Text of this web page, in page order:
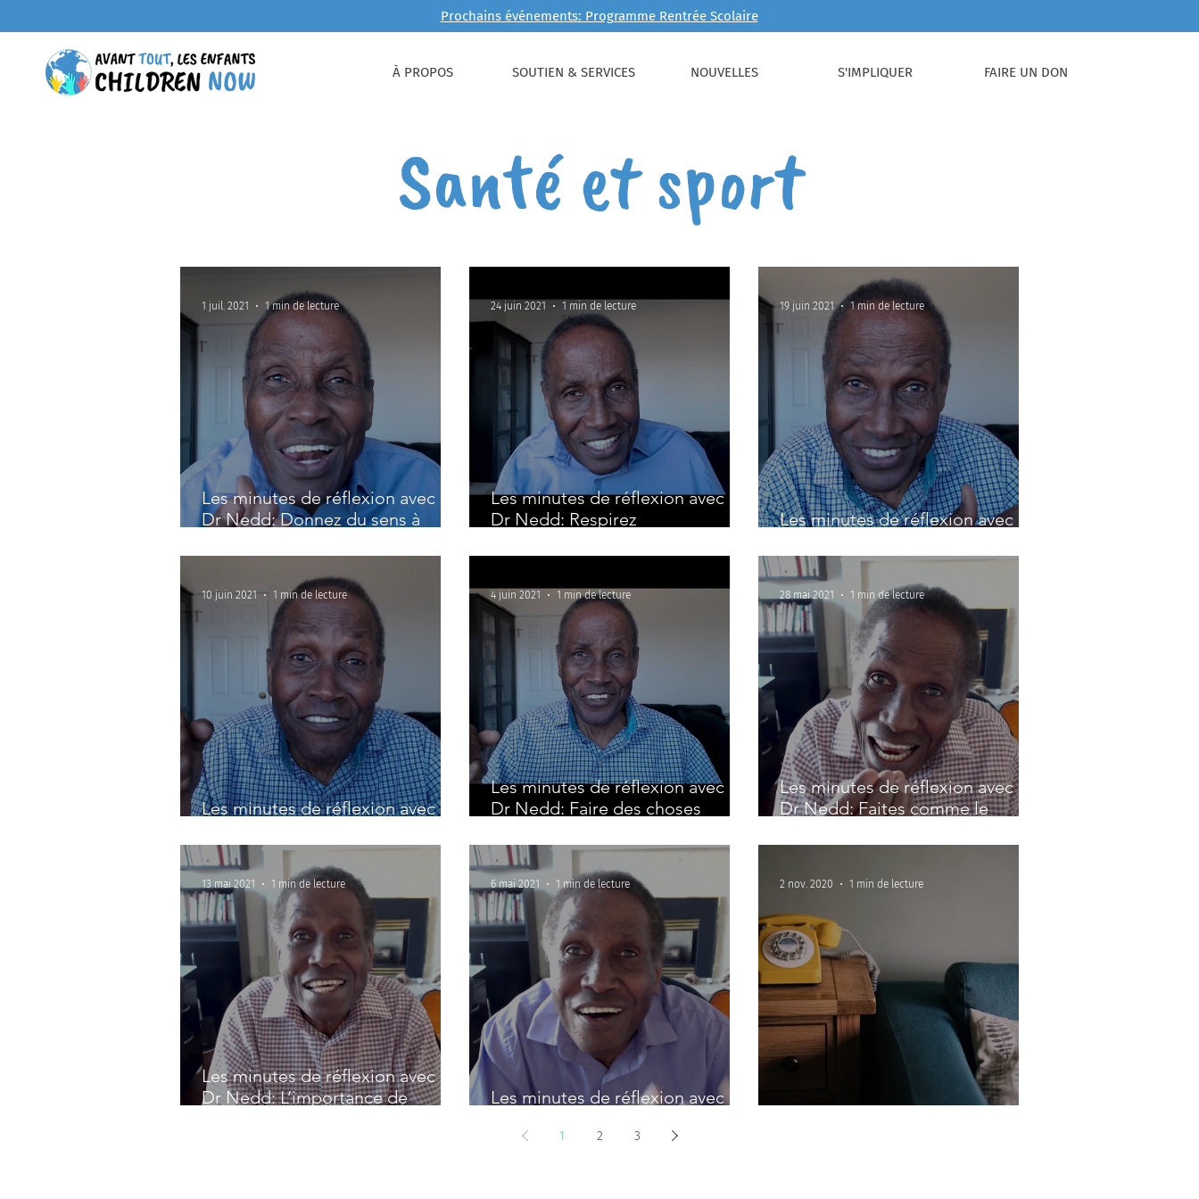
Prochains événements: Programme Rentrée Scolaire
À PROPOS SOUTIEN & SERVICES NOUVELLES S'IMPLIQUER FAIRE UN DON
Santé et sport
Les minutes de réflexion avec le
Dr Nedd: Donnez du sens à
1 juil. 2021 1 min de lecture
Les minutes de réflexion avec le
Dr Nedd: Respirez
24 juin 2021 1 min de lecture
Les minutes de réflexion avec le
19 juin 2021 1 min de lecture
Les minutes de réflexion avec le
10 juin 2021 1 min de lecture
Les minutes de réflexion avec le
Dr Nedd: Faire des choses
4 juin 2021 1 min de lecture
Les minutes de réflexion avec le
Dr Nedd: Faites comme le
28 mai 2021 1 min de lecture
Les minutes de réflexion avec le
Dr Nedd: L’importance de
13 mai 2021 1 min de lecture
Les minutes de réflexion avec le
6 mai 2021 1 min de lecture 2 nov. 2020 1 min de lecture
1 2 3